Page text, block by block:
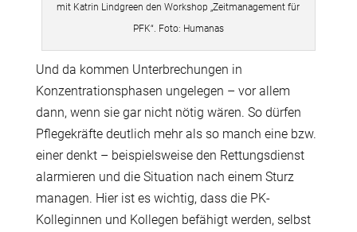
mit Katrin Lindgreen den Workshop „Zeitmanagement für
PFK“. Foto: Humanas
Und da kommen Unterbrechungen in
Konzentrationsphasen ungelegen – vor allem
dann, wenn sie gar nicht nötig wären. So dürfen
Pflegekräfte deutlich mehr als so manch eine bzw.
einer denkt – beispielsweise den Rettungsdienst
alarmieren und die Situation nach einem Sturz
managen. Hier ist es wichtig, dass die PK-
Kolleginnen und Kollegen befähigt werden, selbst